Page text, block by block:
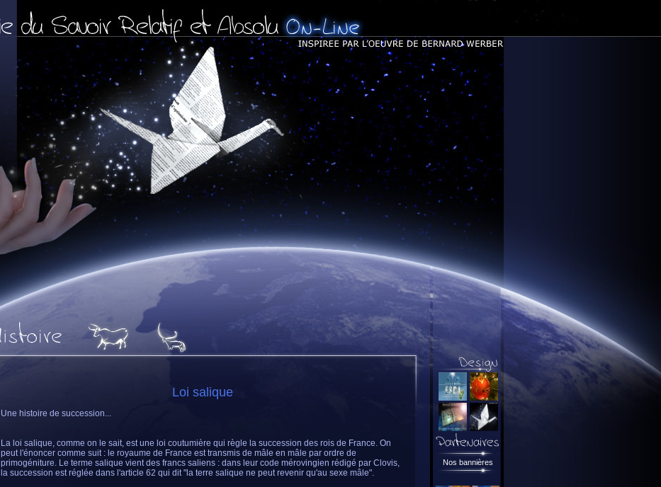
Loi salique
Une histoire de succession...
La loi salique, comme on le sait, est une loi coutumière qui règle la succession des rois de France. On
peut l'énoncer comme suit : le royaume de France est transmis de mâle en mâle par ordre de
primogéniture. Le terme salique vient des francs saliens : dans leur code mérovingien rédigé par Clovis,
la succession est réglée dans l'article 62 qui dit "la terre salique ne peut revenir qu'au sexe mâle".
Nos bannières